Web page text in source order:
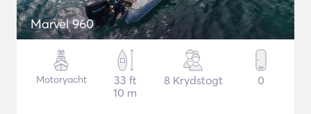
Marvel 960
Motoryacht
33 ft
10 m
8 Krydstogt 0